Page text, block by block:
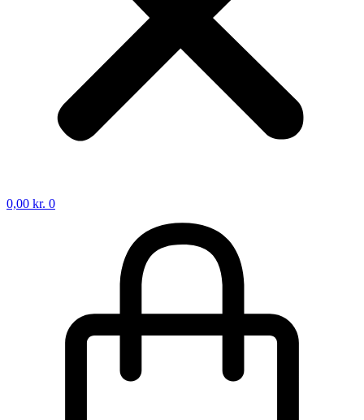
0,00 kr. 0